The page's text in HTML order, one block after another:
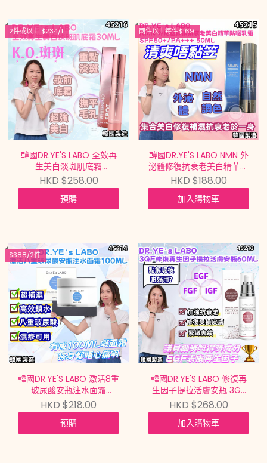
2件或以上 $234/1
韓國DR.YE'S LABO 全效再
生美白淡斑肌底霜
WHITENING SPOT
30ML【買滿$699包郵 |
7/8截單 | 預計9月中到貨 |
20260802A(45216.)】
HKD $258.00
預購
兩件以上每件$169
韓國DR.YE'S LABO NMN 外
泌體修復抗衰老美白精華防
晒乳霜 NMN UV EXOSOME
SUN-UP TONE CREAM
SPF50+/PA++++
50ML【買滿$699包郵 |
HKD $188.00
加入購物車
$388/2件
韓國DR.YE'S LABO 激活8重
玻尿酸安瓶注水面霜
INTENSIVE MOISTURIZING
CREAM 100ML【買滿$699
包郵 | 7/8截單 | 預計9月中
到貨 |
HKD $218.00
預購
韓國DR.YE'S LABO 修復再
生因子提拉活膚安瓶 3GF
Caramide NP Volufiline
Lifting Ampoule
60ML【買滿$699包郵 |
7/8截單 | 預計9月中到貨 |
HKD $268.00
加入購物車